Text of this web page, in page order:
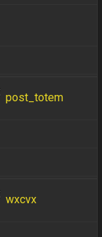
post_totem
wxcvx